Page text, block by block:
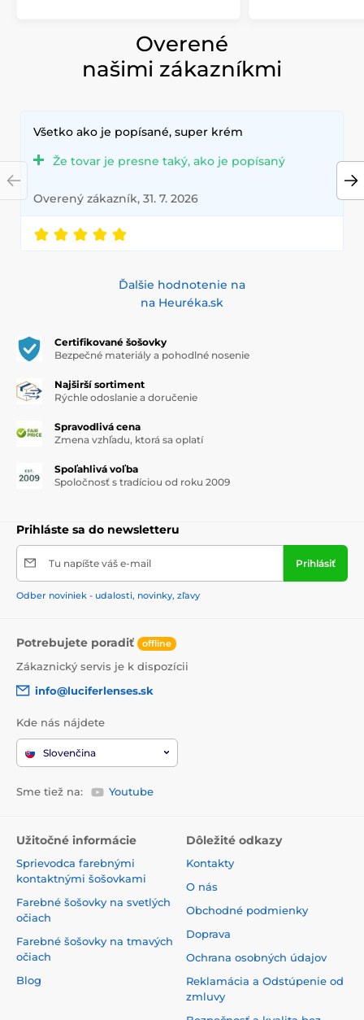
Overené
našimi zákazníkmi
Všetko ako je popísané, super krém
Že tovar je presne taký, ako je popísaný
Overený zákazník, 31. 7. 2026
Ďalšie hodnotenie na
na Heuréka.sk
Certifikované šošovky
Bezpečné materiály a pohodlné nosenie
Najširší sortiment
Rýchle odoslanie a doručenie
Spravodlivá cena
Zmena vzhľadu, ktorá sa oplatí
Spoľahlivá voľba
Spoločnosť s tradíciou od roku 2009
Prihláste sa do newsletteru
Tu napíšte váš e-mail Prihlásiť
Odber noviniek - udalosti, novinky, zľavy
Potrebujete poradiť offline
Zákaznický servis je k dispozícii
info@luciferlenses.sk
Kde nás nájdete
Slovenčina
Sme tiež na: Youtube
Užitočné informácie
Sprievodca farebnými
kontaktnými šošovkami
Farebné šošovky na svetlých
očiach
Farebné šošovky na tmavých
očiach
Blog
Dôležité odkazy
Kontakty
O nás
Obchodné podmienky
Doprava
Ochrana osobných údajov
Reklamácia a Odstúpenie od
zmluvy